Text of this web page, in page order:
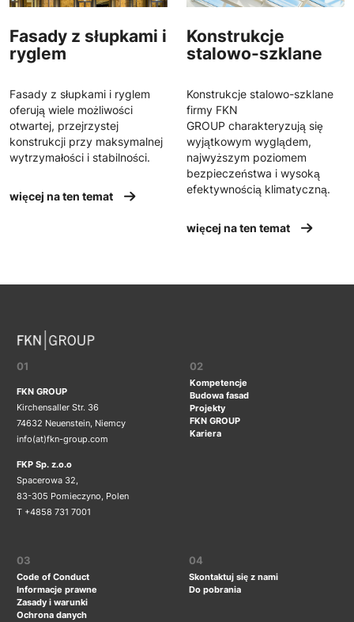
Fasady z słupkami i
ryglem
Fasady z słupkami i ryglem
oferują wiele możliwości
otwartej, przejrzystej
konstrukcji przy maksymalnej
wytrzymałości i stabilności.
więcej na ten temat
Konstrukcje
stalowo-szklane
Konstrukcje stalowo-szklane
firmy FKN
GROUP charakteryzują się
wyjątkowym wyglądem,
najwyższym poziomem
bezpieczeństwa i wysoką
efektywnością klimatyczną.
więcej na ten temat
01
FKN GROUP
Kirchensaller Str. 36
74632 Neuenstein, Niemcy
info(at)fkn-group.com
FKP Sp. z.o.o
Spacerowa 32,
83-305 Pomieczyno, Polen
T +4858 731 7001
02
Kompetencje
Budowa fasad
Projekty
FKN GROUP
Kariera
03
Code of Conduct
Informacje prawne
Zasady i warunki
Ochrona danych
04
Skontaktuj się z nami
Do pobrania